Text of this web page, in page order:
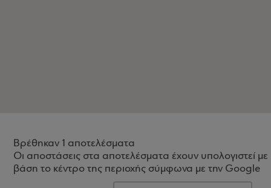
Βρέθηκαν 1 αποτελέσματα
Οι αποστάσεις στα αποτελέσματα έχουν υπολογιστεί με
βάση το κέντρο της περιοχής σύμφωνα με την Google